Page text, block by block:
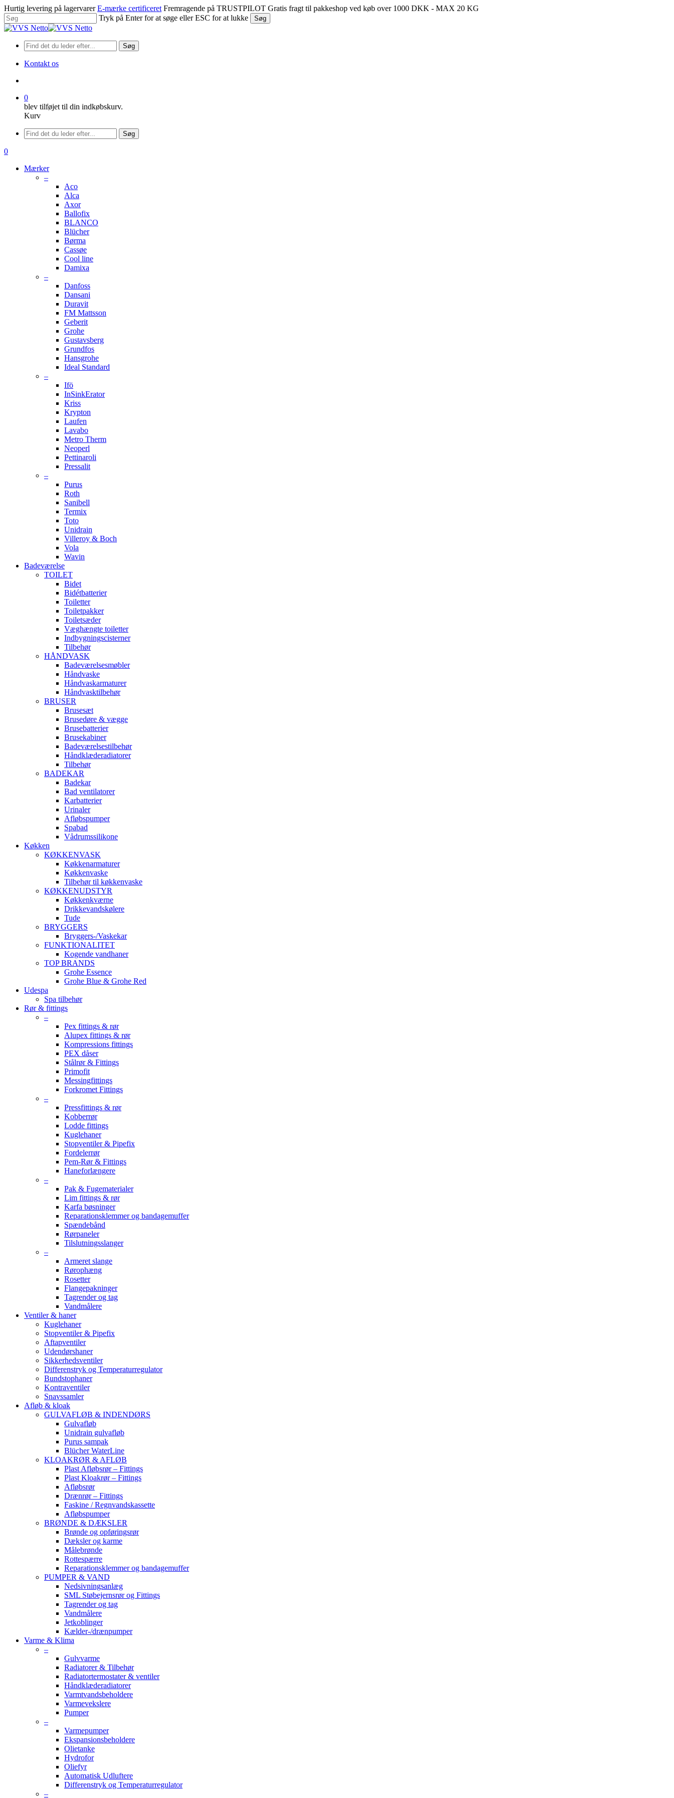
Spring
til
hovedindhold
Hurtig levering på lagervarer E-mærke certificeret Fremragende på TRUSTPILOT Gratis fragt til pakkeshop ved køb over 1000 DKK - MAX 20 KG
Tryk på Enter for at søge eller ESC for at lukke
Søg
Luk
Søg
Kontakt os
0
blev tilføjet til din indkøbskurv.
Kurv
Menu
Søg
søge
0
Mærker
–
Aco
Alca
Axor
Ballofix
BLANCO
Blücher
Børma
Cassøe
Cool line
Damixa
–
Danfoss
Dansani
Duravit
FM Mattsson
Geberit
Grohe
Gustavsberg
Grundfos
Hansgrohe
Ideal Standard
–
Ifö
InSinkErator
Kriss
Krypton
Laufen
Lavabo
Metro Therm
Neoperl
Pettinaroli
Pressalit
–
Purus
Roth
Sanibell
Termix
Toto
Unidrain
Villeroy & Boch
Vola
Wavin
Badeværelse
TOILET
Bidet
Bidétbatterier
Toiletter
Toiletpakker
Toiletsæder
Væghængte toiletter
Indbygningscisterner
Tilbehør
HÅNDVASK
Badeværelsesmøbler
Håndvaske
Håndvaskarmaturer
Håndvasktilbehør
BRUSER
Brusesæt
Brusedøre & vægge
Brusebatterier
Brusekabiner
Badeværelsestilbehør
Håndklæderadiatorer
Tilbehør
BADEKAR
Badekar
Bad ventilatorer
Karbatterier
Urinaler
Afløbspumper
Spabad
Vådrumssilikone
Køkken
KØKKENVASK
Køkkenarmaturer
Køkkenvaske
Tilbehør til køkkenvaske
KØKKENUDSTYR
Køkkenkværne
Drikkevandskølere
Tude
BRYGGERS
Bryggers-/Vaskekar
FUNKTIONALITET
Kogende vandhaner
TOP BRANDS
Grohe Essence
Grohe Blue & Grohe Red
Udespa
Spa tilbehør
Rør & fittings
–
Pex fittings & rør
Alupex fittings & rør
Kompressions fittings
PEX dåser
Stålrør & Fittings
Primofit
Messingfittings
Forkromet Fittings
–
Pressfittings & rør
Kobberrør
Lodde fittings
Kuglehaner
Stopventiler & Pipefix
Fordelerrør
Pem-Rør & Fittings
Haneforlængere
–
Pak & Fugematerialer
Lim fittings & rør
Karfa bøsninger
Reparationsklemmer og bandagemuffer
Spændebånd
Rørpaneler
Tilslutningsslanger
–
Armeret slange
Rørophæng
Rosetter
Flangepakninger
Tagrender og tag
Vandmålere
Ventiler & haner
Kuglehaner
Stopventiler & Pipefix
Aftapventiler
Udendørshaner
Sikkerhedsventiler
Differenstryk og Temperaturregulator
Bundstophaner
Kontraventiler
Snavssamler
Afløb & kloak
GULVAFLØB & INDENDØRS
Gulvafløb
Unidrain gulvafløb
Purus sampak
Blücher WaterLine
KLOAKRØR & AFLØB
Plast Afløbsrør – Fittings
Plast Kloakrør – Fittings
Afløbsrør
Drænrør – Fittings
Faskine / Regnvandskassette
Afløbspumper
BRØNDE & DÆKSLER
Brønde og opføringsrør
Dæksler og karme
Målebrønde
Rottespærre
Reparationsklemmer og bandagemuffer
PUMPER & VAND
Nedsivningsanlæg
SML Støbejernsrør og Fittings
Tagrender og tag
Vandmålere
Jetkoblinger
Kælder-/drænpumper
Varme & Klima
–
Gulvvarme
Radiatorer & Tilbehør
Radiatortermostater & ventiler
Håndklæderadiatorer
Varmtvandsbeholdere
Varmevekslere
Pumper
–
Varmepumper
Ekspansionsbeholdere
Olietanke
Hydrofor
Oliefyr
Automatisk Udluftere
Differenstryk og Temperaturregulator
–